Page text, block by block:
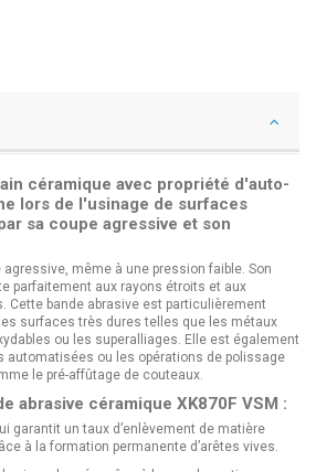
céramique avec propriété d'auto-
lors de l'usinage de surfaces
sa coupe agressive et son
agressive, même à une pression faible. Son
parfaitement aux rayons étroits et aux
Cette bande abrasive est particulièrement
surfaces très dures telles que les métaux
ou les superalliages. Elle est également
automatisées ou les opérations de polissage
le pré-affûtage de couteaux.
abrasive céramique XK870F VSM :
garantit un taux d’enlèvement de matière
à la formation permanente d’arêtes vives.